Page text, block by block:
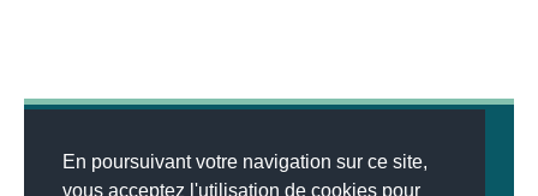
En poursuivant votre navigation sur ce site,
vous acceptez l'utilisation de cookies pour